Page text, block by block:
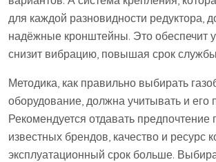
для каждой разновидности редуктора,
надёжные кронштейны. Это обеспечит
снизит вибрацию, повышая срок
Методика, как правильно выбирать
оборудование, должна учитывать и его
Рекомендуется отдавать предпочтение
известных брендов, качество и ресурс
эксплуатационный срок больше.